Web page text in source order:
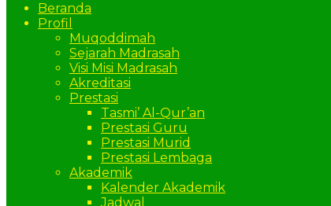
Beranda
Profil
Muqoddimah
Sejarah Madrasah
Visi Misi Madrasah
Akreditasi
Prestasi
Tasmi’ Al-Qur’an
Prestasi Guru
Prestasi Murid
Prestasi Lembaga
Akademik
Kalender Akademik
Jadwal